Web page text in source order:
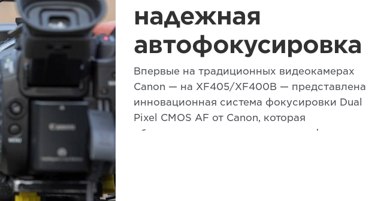
надежная
автофокусировка
Впервые на традиционных видеокамерах
Canon — на XF405/XF400В — представлена
инновационная система фокусировки Dual
Pixel CMOS AF от Canon, которая
обеспечивает плавные переходы фокуса и